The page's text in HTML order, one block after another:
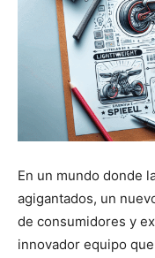
En un mundo donde
agigantados, un
de consumidores y
innovador equipo